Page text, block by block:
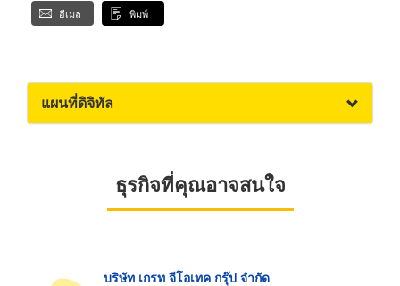
อีเมล พิมพ์
แผนที่ดิจิทัล
ธุรกิจที่คุณอาจสนใจ
บริษัท เกรท จีโอเทค กรุ๊ป จำกัด